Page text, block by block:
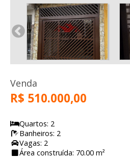
Venda
R$ 510.000,00
Quartos: 2
Banheiros: 2
Vagas: 2
Área construída: 70.00 m²